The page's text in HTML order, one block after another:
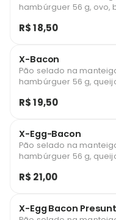
hambúrguer 56 g, ovo,
maionese.
R$ 18,50
X-Bacon
Pão selado na
hambúrguer 56 g,
maionese.
R$ 19,50
X-Egg-Bacon
Pão selado na
hambúrguer 56 g,
e maionese.
R$ 21,00
X-Egg Bacon